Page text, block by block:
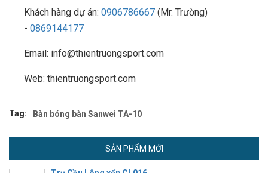
Khách hàng dự án: 0906786667 (Mr. Trường)
- 0869144177
Email: info@thientruongsport.com
Web: thientruongsport.com
Tag: Bàn bóng bàn Sanwei TA-10
SẢN PHẨM MỚI